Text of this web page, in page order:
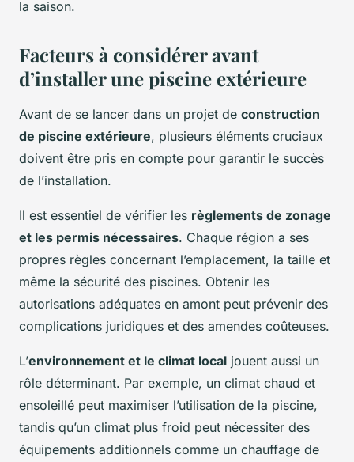
la saison.
Facteurs à considérer avant
d’installer une piscine extérieure
Avant de se lancer dans un projet de construction
de piscine extérieure, plusieurs éléments cruciaux
doivent être pris en compte pour garantir le succès
de l’installation.
Il est essentiel de vérifier les règlements de zonage
et les permis nécessaires. Chaque région a ses
propres règles concernant l’emplacement, la taille et
même la sécurité des piscines. Obtenir les
autorisations adéquates en amont peut prévenir des
complications juridiques et des amendes coûteuses.
L’environnement et le climat local jouent aussi un
rôle déterminant. Par exemple, un climat chaud et
ensoleillé peut maximiser l’utilisation de la piscine,
tandis qu’un climat plus froid peut nécessiter des
équipements additionnels comme un chauffage de